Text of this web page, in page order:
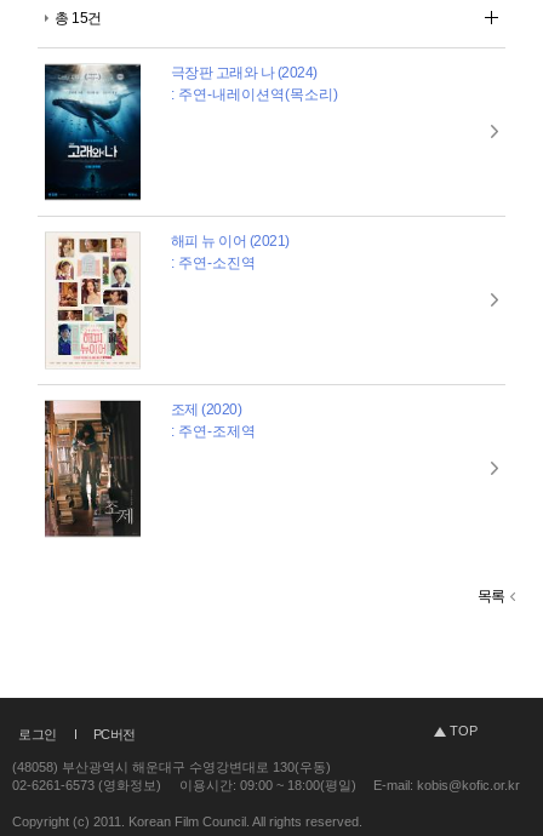
총 15건
극장판 고래와 나 (2024)
: 주연-내레이션역(목소리)
해피 뉴 이어 (2021)
: 주연-소진역
조제 (2020)
: 주연-조제역
목록
로그인 PC버전 TOP
(48058) 부산광역시 해운대구 수영강변대로 130(우동)
02-6261-6573 (영화정보)
이용시간: 09:00 ~ 18:00(평일) E-mail: kobis@kofic.or.kr
Copyright (c) 2011. Korean Film Council. All rights reserved.